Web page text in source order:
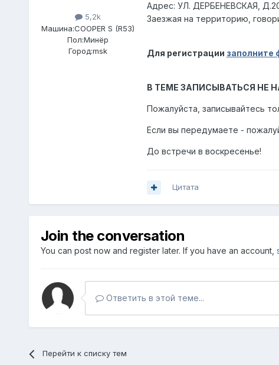
5,2k
Машина:COOPER S (R53)
Пол:Минёр
Город:msk
Адрес: УЛ. ДЕРБЕНЕВСКАЯ,
Заезжая на территорию,
Для регистрации заполните
В ТЕМЕ ЗАПИСЫВАТЬСЯ НЕ
Пожалуйста, записывайтесь
Если вы передумаете -
До встречи в воскресенье!
Цитата
Join the conversation
You can post now and register later. If you have an account,
Ответить в этой теме...
Перейти к списку тем